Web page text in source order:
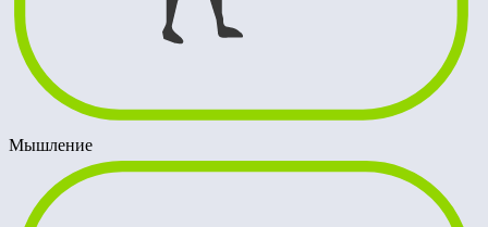
Мышление